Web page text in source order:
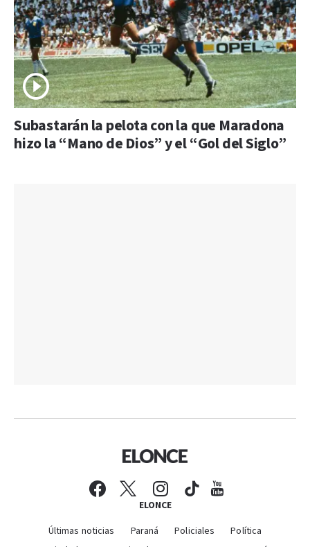
Subastarán la pelota con la que Maradona
hizo la “Mano de Dios” y el “Gol del Siglo”
ELONCE
Últimas noticias Paraná Policiales
Política